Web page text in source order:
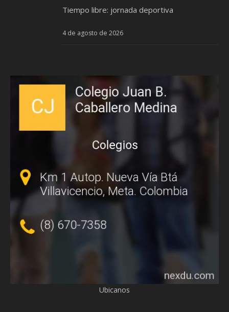
Tiempo libre: jornada deportiva
4 de agosto de 2026
Ubicanos